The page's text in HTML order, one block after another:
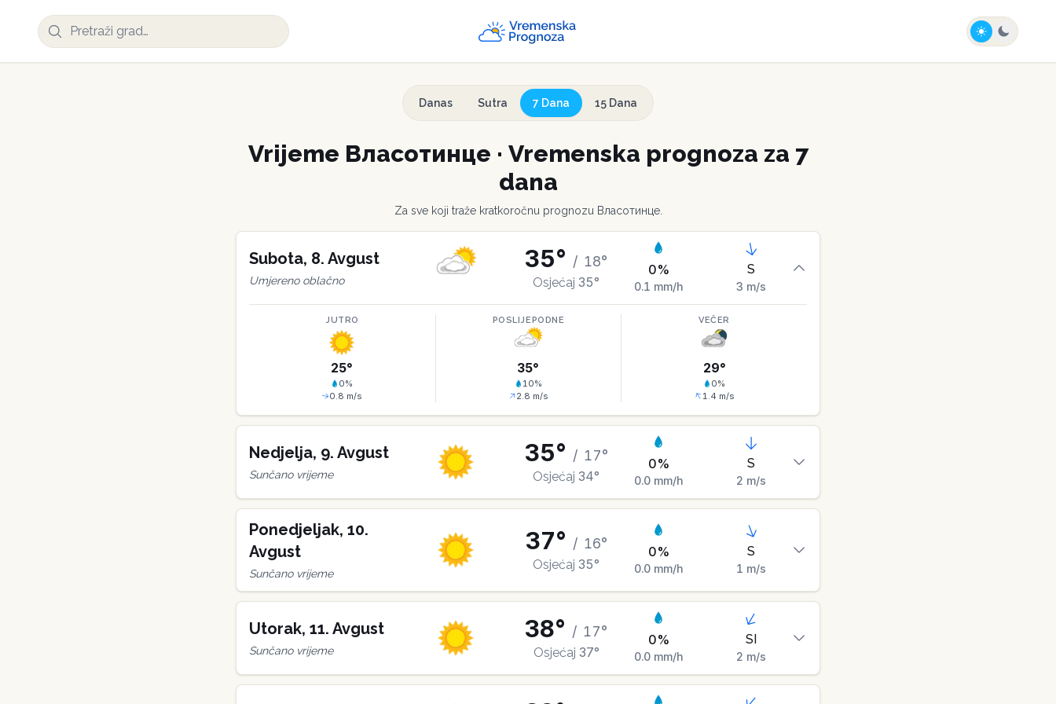
Danas Sutra 7 Dana 15 Dana
Vrijeme Власотинце · Vremenska prognoza za 7
dana
Za sve koji traže kratkoročnu prognozu Власотинце.
Subota, 8. Avgust
Umjereno oblačno
35° / 18°
Osjećaj 35°
0%
0.1 mm/h
S
3 m/s
JUTRO
25°
0%
0.8 m/s
POSLIJEPODNE
35°
10%
2.8 m/s
VEČER
29°
0%
1.4 m/s
Nedjelja, 9. Avgust
Sunčano vrijeme
35° / 17°
Osjećaj 34°
0%
0.0mm/h
S
2 m/s
Ponedjeljak, 10.
Avgust
Sunčano vrijeme
37° / 16°
Osjećaj 35°
0%
0.0mm/h
S
1 m/s
Utorak, 11. Avgust
Sunčano vrijeme
38° / 17°
Osjećaj 37°
0%
0.0mm/h
SI
2 m/s